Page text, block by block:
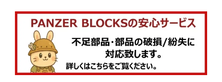
が伝わり、とても嬉しく拝見いたしま
した。 完成した戦車もぜひ長く飾っ
たり遊んだりして、お楽しみいただけ
ましたら幸いです。 今後ともパンツ
ァーブロックスをよろしくお願いいた
します。